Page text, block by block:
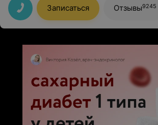
Записаться Отзывы9245